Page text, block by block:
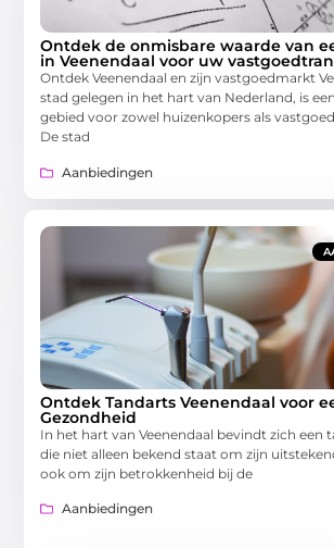
Ontdek de onmisbare waarde van
in Veenendaal voor uw
Ontdek Veenendaal en zijn vastgoedmarkt
stad gelegen in het hart van Nederland, is
gebied voor zowel huizenkopers als
De stad
Aanbiedingen
Ontdek Tandarts Veenendaal voor
Gezondheid
In het hart van Veenendaal bevindt zich een
die niet alleen bekend staat om zijn
ook om zijn betrokkenheid bij de
Aanbiedingen